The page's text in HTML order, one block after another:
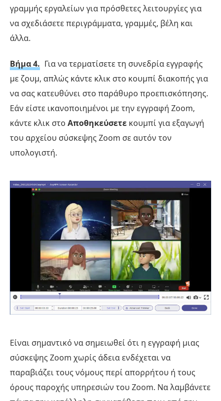
γραμμής εργαλείων για πρόσθετες λειτουργίες για
να σχεδιάσετε περιγράμματα, γραμμές, βέλη και
άλλα.
Βήμα 4. Για να τερματίσετε τη συνεδρία εγγραφής
με ζουμ, απλώς κάντε κλικ στο κουμπί διακοπής για
να σας κατευθύνει στο παράθυρο προεπισκόπησης.
Εάν είστε ικανοποιημένοι με την εγγραφή Zoom,
κάντε κλικ στο Αποθηκεύσετε κουμπί για εξαγωγή
του αρχείου σύσκεψης Zoom σε αυτόν τον
υπολογιστή.
Είναι σημαντικό να σημειωθεί ότι η εγγραφή μιας
σύσκεψης Zoom χωρίς άδεια ενδέχεται να
παραβιάζει τους νόμους περί απορρήτου ή τους
όρους παροχής υπηρεσιών του Zoom. Να λαμβάνετε